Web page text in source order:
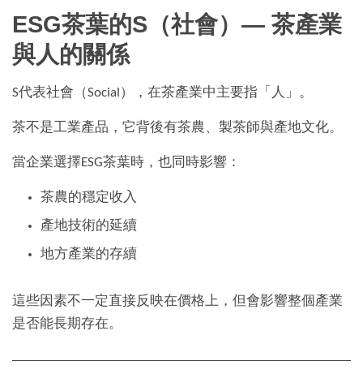
ESG茶葉的S（社會）— 茶產業
與人的關係
S代表社會（Social），在茶產業中主要指「人」。
茶不是工業產品，它背後有茶農、製茶師與產地文化。
當企業選擇ESG茶葉時，也同時影響：
茶農的穩定收入
產地技術的延續
地方產業的存續
這些因素不一定直接反映在價格上，但會影響整個產業
是否能長期存在。